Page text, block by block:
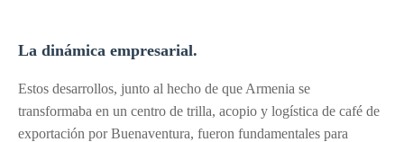
La dinámica empresarial.
Estos desarrollos, junto al hecho de que Armenia se
transformaba en un centro de trilla, acopio y logística de café de
exportación por Buenaventura, fueron fundamentales para